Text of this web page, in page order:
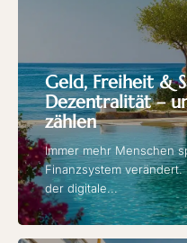
Geld, Freiheit &
Dezentralität –
zählen
Immer mehr Menschen
Finanzsystem
der digitale...